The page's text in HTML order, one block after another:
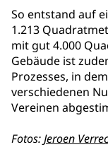
So entstand auf
1.213
mit gut 4.000
Gebäude ist
Prozesses, in
verschiedenen
Vereinen
Fotos:Jeroen